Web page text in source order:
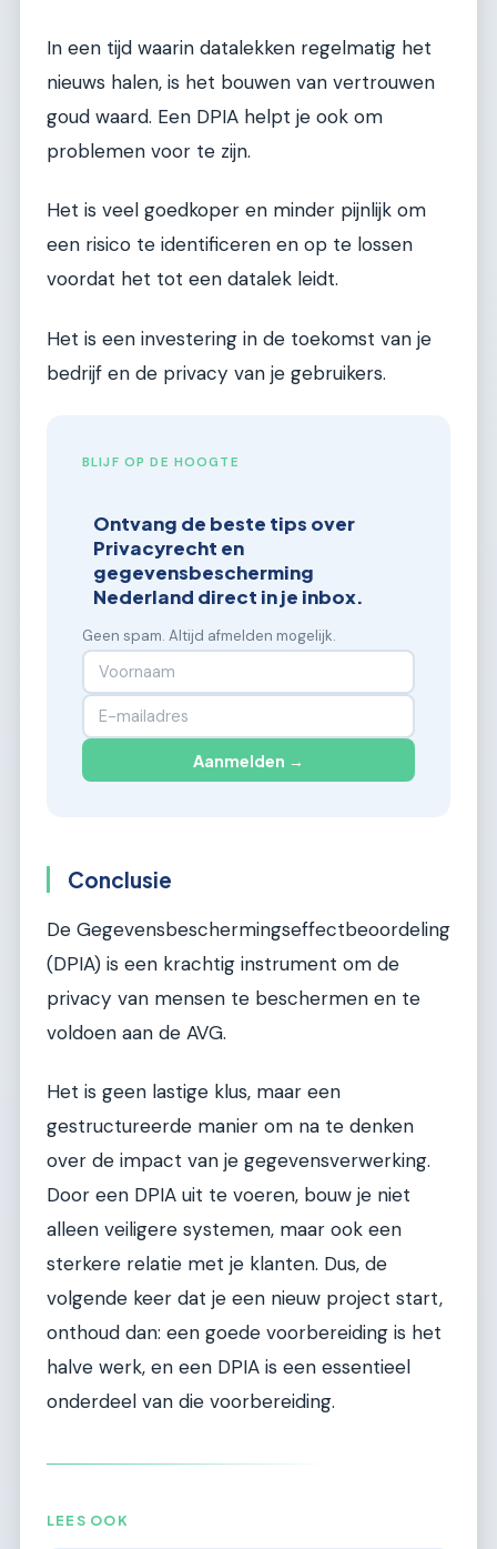
In een tijd waarin datalekken regelmatig het
nieuws halen, is het bouwen van vertrouwen
goud waard. Een DPIA helpt je ook om
problemen voor te zijn.
Het is veel goedkoper en minder pijnlijk om
een risico te identificeren en op te lossen
voordat het tot een datalek leidt.
Het is een investering in de toekomst van je
bedrijf en de privacy van je gebruikers.
BLIJF OP DE HOOGTE
Ontvang de beste tips over
Privacyrecht en
gegevensbescherming
Nederland direct in je inbox.
Geen spam. Altijd afmelden mogelijk.
Aanmelden →
Conclusie
De Gegevensbeschermingseffectbeoordeling
(DPIA) is een krachtig instrument om de
privacy van mensen te beschermen en te
voldoen aan de AVG.
Het is geen lastige klus, maar een
gestructureerde manier om na te denken
over de impact van je gegevensverwerking.
Door een DPIA uit te voeren, bouw je niet
alleen veiligere systemen, maar ook een
sterkere relatie met je klanten. Dus, de
volgende keer dat je een nieuw project start,
onthoud dan: een goede voorbereiding is het
halve werk, en een DPIA is een essentieel
onderdeel van die voorbereiding.
LEES OOK